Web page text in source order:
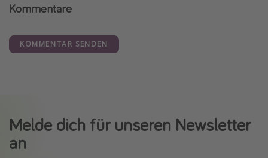
Kommentare
KOMMENTAR SENDEN
Melde dich für unseren Newsletter
an